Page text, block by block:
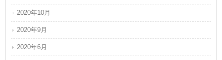
2020年10月
2020年9月
2020年6月